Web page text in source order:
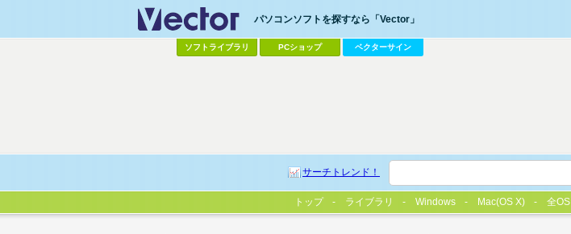
パソコンソフトを探すなら「Vector」
ソフトライブラリ PCショップ ベクターサイン
サーチトレンド！
トップ ライブラリ Windows Mac(OS X) 全OS